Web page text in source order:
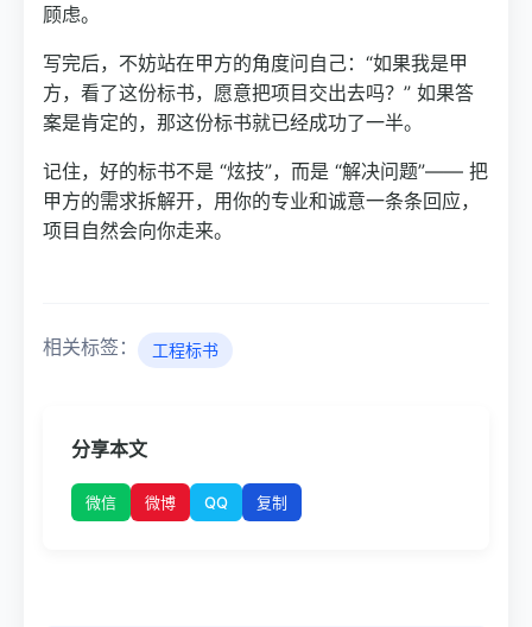
顾虑。
写完后，不妨站在甲方的角度问自己：“如果我是甲
方，看了这份标书，愿意把项目交出去吗？” 如果答
案是肯定的，那这份标书就已经成功了一半。
记住，好的标书不是 “炫技”，而是 “解决问题”—— 把
甲方的需求拆解开，用你的专业和诚意一条条回应，
项目自然会向你走来。
相关标签： 工程标书
分享本文
微信 微博 QQ 复制